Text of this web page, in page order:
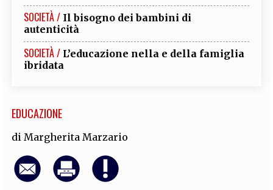
SOCIETÀ / Il bisogno dei bambini di
autenticità
SOCIETÀ / L’educazione nella e della famiglia
ibridata
EDUCAZIONE
di Margherita Marzario